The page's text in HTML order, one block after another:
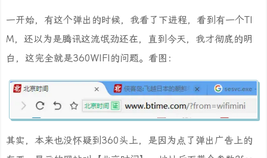
一开始，有这个弹出的时候，我看了下进程，看到有一个TI
M，还以为是腾讯这流氓劲还在，直到今天，我才彻底的明
白，这完全就是360WIFI的问题。看图：
其实，本来也没怀疑到360头上，是因为点了弹出广告上的